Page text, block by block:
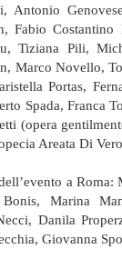
Antonio
Fabio Costantino
Tiziana Pili,
Marco Novello,
Portas,
Spada, Franca
(opera
Areata Di
a Roma:
Marina
Danila
Giovanna